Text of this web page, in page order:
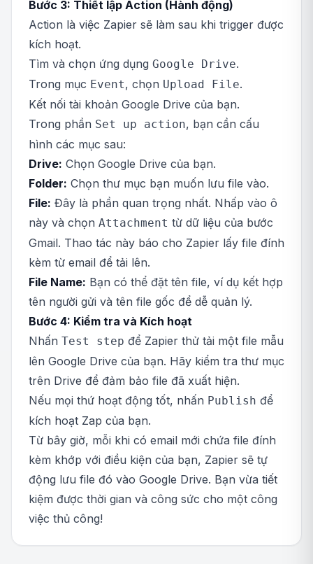
Bước 3: Thiết lập Action (Hành động)
Action là việc Zapier sẽ làm sau khi trigger được
kích hoạt.
Tìm và chọn ứng dụng Google Drive.
Trong mục Event, chọn Upload File.
Kết nối tài khoản Google Drive của bạn.
Trong phần Set up action, bạn cần cấu
hình các mục sau:
Drive: Chọn Google Drive của bạn.
Folder: Chọn thư mục bạn muốn lưu file vào.
File: Đây là phần quan trọng nhất. Nhấp vào ô
này và chọn Attachment từ dữ liệu của bước
Gmail. Thao tác này báo cho Zapier lấy file đính
kèm từ email để tải lên.
File Name: Bạn có thể đặt tên file, ví dụ kết hợp
tên người gửi và tên file gốc để dễ quản lý.
Bước 4: Kiểm tra và Kích hoạt
Nhấn Test step để Zapier thử tải một file mẫu
lên Google Drive của bạn. Hãy kiểm tra thư mục
trên Drive để đảm bảo file đã xuất hiện.
Nếu mọi thứ hoạt động tốt, nhấn Publish để
kích hoạt Zap của bạn.
Từ bây giờ, mỗi khi có email mới chứa file đính
kèm khớp với điều kiện của bạn, Zapier sẽ tự
động lưu file đó vào Google Drive. Bạn vừa tiết
kiệm được thời gian và công sức cho một công
việc thủ công!